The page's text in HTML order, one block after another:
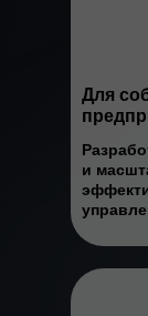
Для
и